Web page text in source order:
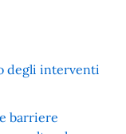
degli interventi
barriere